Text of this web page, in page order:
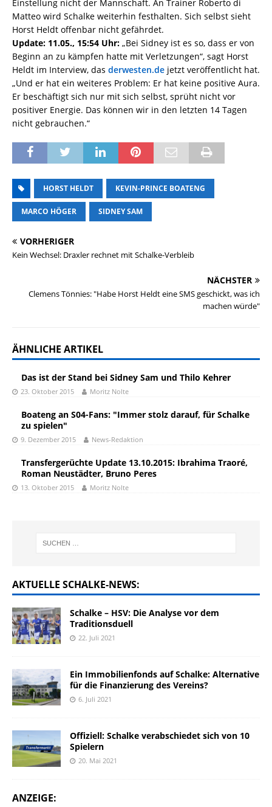
Einstellung nicht der Mannschaft. An Trainer Roberto di
Matteo wird Schalke weiterhin festhalten. Sich selbst sieht
Horst Heldt offenbar nicht gefährdet.
Update: 11.05., 15:54 Uhr: „Bei Sidney ist es so, dass er von
Beginn an zu kämpfen hatte mit Verletzungen“, sagt Horst
Heldt im Interview, das derwesten.de jetzt veröffentlicht hat.
„Und er hat ein weiteres Problem: Er hat keine positive Aura.
Er beschäftigt sich nur mit sich selbst, sprüht nicht vor
positiver Energie. Das können wir in den letzten 14 Tagen
nicht gebrauchen.“
HORST HELDT KEVIN-PRINCE BOATENG
MARCO HÖGER SIDNEY SAM
VORHERIGER
Kein Wechsel: Draxler rechnet mit Schalke-Verbleib
NÄCHSTER
Clemens Tönnies: "Habe Horst Heldt eine SMS geschickt, was ich
machen würde"
ÄHNLICHE ARTIKEL
Das ist der Stand bei Sidney Sam und Thilo Kehrer
23. Oktober 2015 Moritz Nolte
Boateng an S04-Fans: "Immer stolz darauf, für Schalke
zu spielen"
9. Dezember 2015 News-Redaktion
Transfergerüchte Update 13.10.2015: Ibrahima Traoré,
Roman Neustädter, Bruno Peres
13. Oktober 2015 Moritz Nolte
AKTUELLE SCHALKE-NEWS:
Schalke – HSV: Die Analyse vor dem
Traditionsduell
22. Juli 2021
Ein Immobilienfonds auf Schalke: Alternative
für die Finanzierung des Vereins?
6. Juli 2021
Offiziell: Schalke verabschiedet sich von 10
Spielern
20. Mai 2021
ANZEIGE: